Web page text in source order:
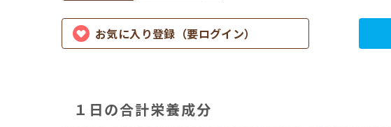
お気に入り登録（要ログイン）
１日の合計栄養成分